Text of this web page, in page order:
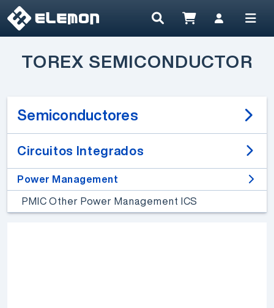
TOREX SEMICONDUCTOR
Semiconductores
Circuitos Integrados
Power Management
PMIC Other Power Management ICS